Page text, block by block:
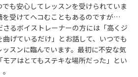
も安心してレッスンを受けられていま
を受けてヘコむこともあるのですが…
さるボイストレーナーの方には「高くジ
げているだけ」とお話して、いつでも
スンに臨んでいます。最初に不安な気
アはとてもステキな場所だった」とい